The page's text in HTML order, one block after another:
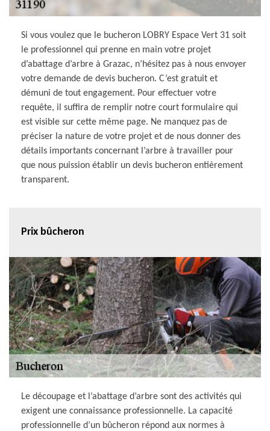
Si vous voulez que le bucheron LOBRY Espace Vert 31 soit
le professionnel qui prenne en main votre projet
d’abattage d’arbre à Grazac, n’hésitez pas à nous envoyer
votre demande de devis bucheron. C’est gratuit et
démuni de tout engagement. Pour effectuer votre
requête, il suffira de remplir notre court formulaire qui
est visible sur cette même page. Ne manquez pas de
préciser la nature de votre projet et de nous donner des
détails importants concernant l’arbre à travailler pour
que nous puission établir un devis bucheron entièrement
transparent.
Prix bûcheron
Le découpage et l’abattage d’arbre sont des activités qui
exigent une connaissance professionnelle. La capacité
professionnelle d’un bûcheron répond aux normes à